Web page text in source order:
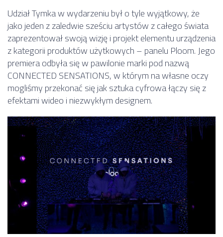
Udział Tymka w wydarzeniu był o tyle wyjątkowy, że
jako jeden z zaledwie sześciu artystów z całego świata
zaprezentował swoją wizję i projekt elementu urządzenia
z kategorii produktów użytkowych – panelu Ploom. Jego
premiera odbyła się w pawilonie marki pod nazwą
CONNECTED SENSATIONS, w którym na własne oczy
mogliśmy przekonać się jak sztuka cyfrowa łączy się z
efektami wideo i niezwykłym designem.